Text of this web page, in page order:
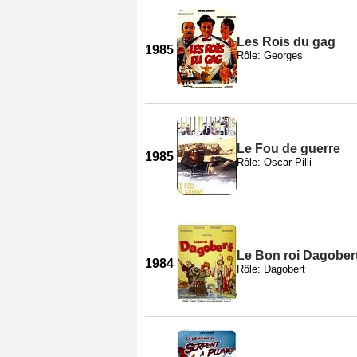
1985
Les Rois du gag
Rôle: Georges
1985
Le Fou de guerre
Rôle: Oscar Pilli
1984
Le Bon roi
Rôle: Dagobert